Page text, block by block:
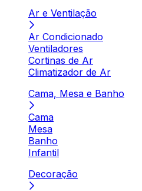
Ar e Ventilação
Ar Condicionado
Ventiladores
Cortinas de Ar
Climatizador de Ar
Cama, Mesa e Banho
Cama
Mesa
Banho
Infantil
Decoração